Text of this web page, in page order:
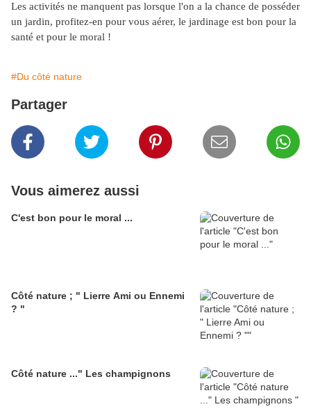
Les activités ne manquent pas lorsque l'on a la chance de posséder
un jardin, profitez-en pour vous aérer, le jardinage est bon pour la
santé et pour le moral !
#Du côté nature
Partager
Vous aimerez aussi
C'est bon pour le moral ...
Côté nature ; " Lierre Ami ou Ennemi
? "
Côté nature ..." Les champignons